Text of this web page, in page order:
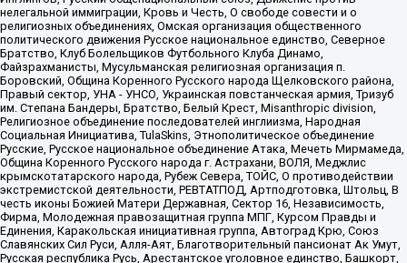
нелегальной иммиграции, Кровь и Честь, О свободе совести и о
религиозных объединениях, Омская организация общественного
политического движения Русское национальное единство, Северное
Братство, Клуб Болельщиков Футбольного Клуба Динамо,
Файзрахманисты, Мусульманская религиозная организация п.
Боровский, Община Коренного Русского народа Щелковского района,
Правый сектор, УНА - УНСО, Украинская повстанческая армия, Тризуб
им. Степана Бандеры, Братство, Белый Крест, Misanthropic division,
Религиозное объединение последователей инглиизма, Народная
Социальная Инициатива, TulaSkins, Этнополитическое объединение
Русские, Русское национальное объединение Атака, Мечеть Мирмамеда,
Община Коренного Русского народа г. Астрахани, ВОЛЯ, Меджлис
крымскотатарского народа, Рубеж Севера, ТОЙС, О противодействии
экстремистской деятельности, РЕВТАТПОД, Артподготовка, Штольц, В
честь иконы Божией Матери Державная, Сектор 16, Независимость,
Фирма, Молодежная правозащитная группа МПГ, Курсом Правды и
Единения, Каракольская инициативная группа, Автоград Крю, Союз
Славянских Сил Руси, Алля-Аят, Благотворительный пансионат Ак Умут,
Русская республика Русь, Арестантское уголовное единство, Башкорт,